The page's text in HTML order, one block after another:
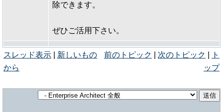
除できます。
ぜひご活用下さい。
スレッド表示
新しいもの
から
前のトピック 次のトピック
ト
ップ